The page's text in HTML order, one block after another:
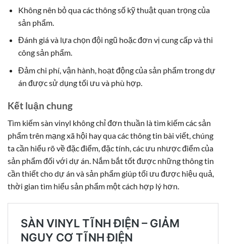
Không nên bỏ qua các thông số kỹ thuật quan trọng của
sản phẩm.
Đánh giá và lựa chọn đội ngũ hoặc đơn vị cung cấp và thi
công sản phẩm.
Đảm chi phí, vận hành, hoạt động của sản phẩm trong dự
án được sử dụng tối ưu và phù hợp.
Kết luận chung
Tìm kiếm sàn vinyl không chỉ đơn thuần là tìm kiếm các sản
phẩm trên mạng xã hội hay qua các thông tin bài viết, chúng
ta cần hiểu rõ về đặc điểm, đặc tính, các ưu nhược điểm của
sản phẩm đối với dự án. Nắm bắt tốt được những thông tin
cần thiết cho dự án và sản phẩm giúp tối ưu được hiệu quả,
thời gian tìm hiểu sản phẩm một cách hợp lý hơn.